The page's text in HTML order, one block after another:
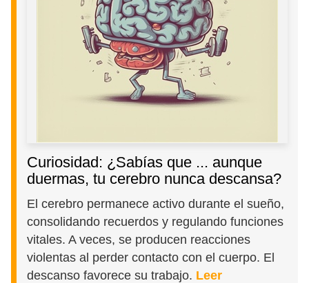
Curiosidad: ¿Sabías que ... aunque
duermas, tu cerebro nunca descansa?
El cerebro permanece activo durante el sueño,
consolidando recuerdos y regulando funciones
vitales. A veces, se producen reacciones
violentas al perder contacto con el cuerpo. El
descanso favorece su trabajo. Leer